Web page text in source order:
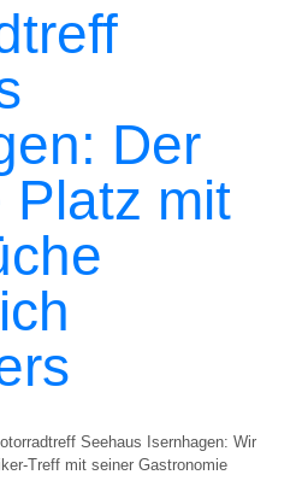
Der
Platz mit
Seehaus Isernhagen: Wir
Treff mit seiner Gastronomie